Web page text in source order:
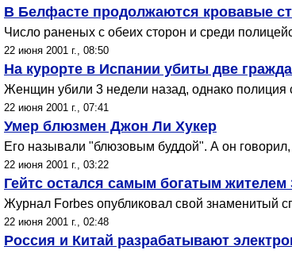
В Белфасте продолжаются кровавые
Число раненых с обеих сторон и среди
22 июня 2001 г., 08:50
На курорте в Испании убиты две
Женщин убили 3 недели назад, однако полиция
22 июня 2001 г., 07:41
Умер блюзмен Джон Ли Хукер
Его называли "блюзовым буддой". А он
22 июня 2001 г., 03:22
Гейтс остался самым богатым жителем
Журнал Forbes опубликовал свой знаменитый
22 июня 2001 г., 02:48
Россия и Китай разрабатывают